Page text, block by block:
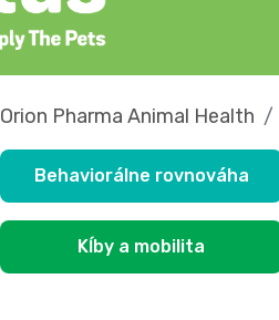
Orion Pharma Animal Health
Behaviorálne rovnováha
Kĺby a mobilita